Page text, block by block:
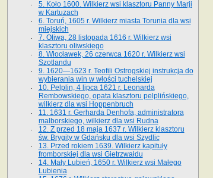
5. Koło 1600. Wilkierz wsi klasztoru Panny Marji
w Kartuzach
6. Toruń, 1605 r. Wilkierz miasta Torunia dla wsi
miejskich
7. Oliwa, 28 listopada 1616 r. Wilkierz wsi
klasztoru oliwskiego
8. Włocławek, 26 czerwca 1620 r. Wilkierz wsi
Szotlandu
9. 1620—1623 r. Teofili Ostrogskiej instrukcja do
wybierania win w włości tuchelskiej
10. Pelplin, 4 lipca 1621 r. Leonarda
Rembowskiego, opata klasztoru pelplińskiego,
wilkierz dla wsi Hoppenbruch
11. 1631 r. Gerharda Denhofa, administratora
malborskiego, wilkierz dla wsi Rudna
12. Z przed 18 maja 1637 r. Wilkierz klasztoru
św. Brygity w Gdańsku dla wsi Szydlic
13. Przed rokiem 1639. Wilkierz kapituły
fromborskiej dla wsi Gietrzwałdu
14. Mały Lubień, 1650 r. Wilkierz wsi Małego
Lubienia